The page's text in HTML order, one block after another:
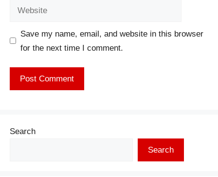
Website
Save my name, email, and website in this browser
for the next time I comment.
Search
Search